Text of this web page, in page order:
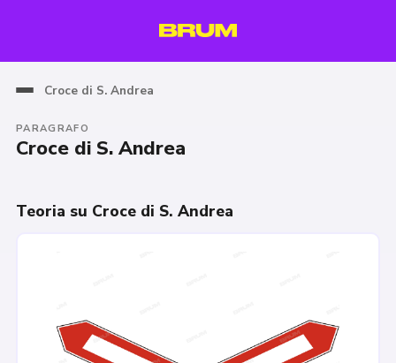
Croce di S. Andrea
PARAGRAFO
Croce di S. Andrea
Teoria su Croce di S. Andrea